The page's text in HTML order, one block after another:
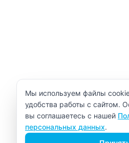
Уведомление об
Мы используем файлы
удобства работы с сайтом.
вы соглашаетесь с нашей
персональных данных.